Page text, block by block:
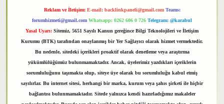
Reklam ve İletişim: E-mail: backlinkpaneli@gmail.com Teams:
forumhizmeti@gmail.com Whatsapp: 0262 606 0 726 Telegram: @karabul
Yasal Uyarı: Sitemiz, 5651 Sayılı Kanun gereğince Bilgi Teknolojileri ve İletişim
Kurumu (BTK) tarafından onaylanmış bir Yer Sağlayıcı olarak hizmet vermektedir.
Bu nedenle, sitedeki içerikleri proaktif olarak denetleme veya araştırma
yükümlülüğümüz bulunmamaktadır. Ancak, üyelerimiz yazdıkları içeriklerin
sorumluluğunu taşımakta olup, siteye üye olarak bu sorumluluğu kabul etmiş
sayılırlar. Bu internet sitesi, herhangi bir marka, kurum veya şahıs şirketi ile hiçbir
bağlantısı bulunmamaktadır. Sitede yalnızca kendi hazırladığımız makaleler